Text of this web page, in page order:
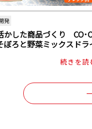
発
かした商品づくり CO･
ぼろと野菜ミックスドラ
続きを読